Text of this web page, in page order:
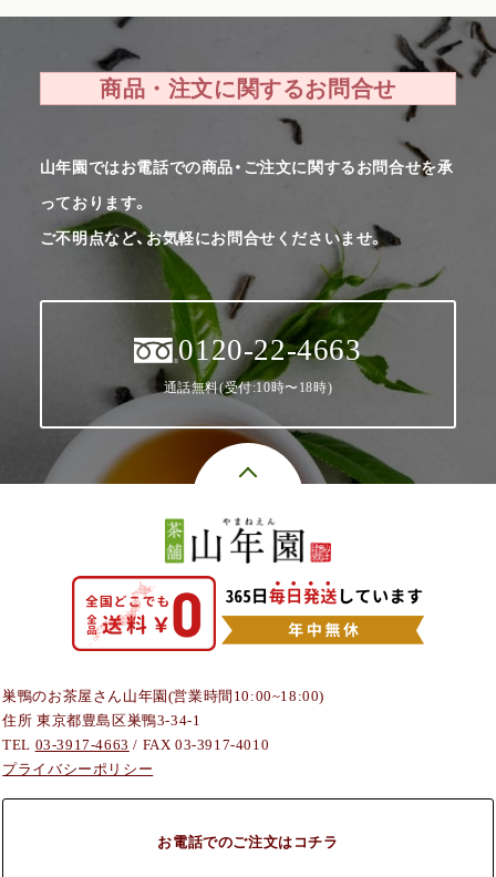
商品・注文に関するお問合せ
山年園ではお電話での商品・ご注文に関するお問合せを承
っております。
ご不明点など、お気軽にお問合せくださいませ。
0120-22-4663
通話無料(受付:10時〜18時)
巣鴨のお茶屋さん山年園(営業時間10:00~18:00)
住所 東京都豊島区巣鴨3-34-1
TEL 03-3917-4663 / FAX 03-3917-4010
プライバシーポリシー
お電話でのご注文はコチラ